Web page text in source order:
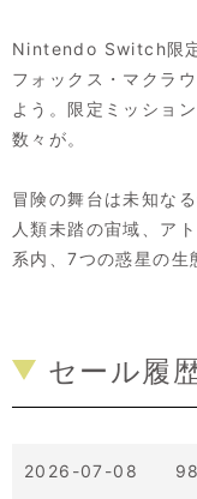
Nintendo Switch限
フォックス・マクラ
よう。限定ミッショ
数々が。
冒険の舞台は未知な
人類未踏の宙域、ア
系内、7つの惑星の生
セール履
2026-07-08